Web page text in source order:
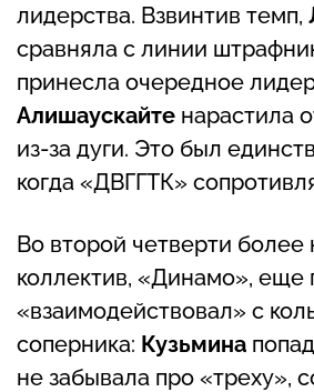
лидерства. Взвинтив темп,
сравняла с линии
принесла очередное
Алишаускайте нарастила
из-за дуги. Это был
когда «ДВГГТК»
Во второй четверти более
коллектив, «Динамо», еще
«взаимодействовал» с
соперника: Кузьмина
не забывала про «треху»,